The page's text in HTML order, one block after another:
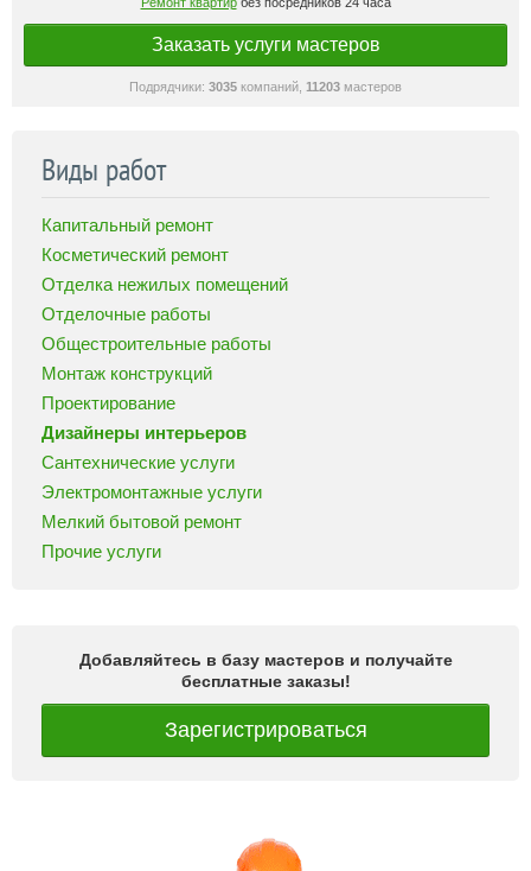
Заказать услуги мастеров
Подрядчики: 3035 компаний, 11203 мастеров
Виды работ
Капитальный ремонт
Косметический ремонт
Отделка нежилых помещений
Отделочные работы
Общестроительные работы
Монтаж конструкций
Проектирование
Дизайнеры интерьеров
Сантехнические услуги
Электромонтажные услуги
Мелкий бытовой ремонт
Прочие услуги
Добавляйтесь в базу мастеров и получайте
бесплатные заказы!
Зарегистрироваться